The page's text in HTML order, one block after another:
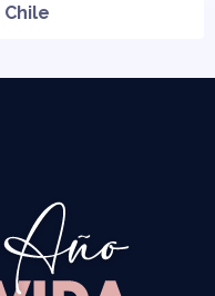
Chile